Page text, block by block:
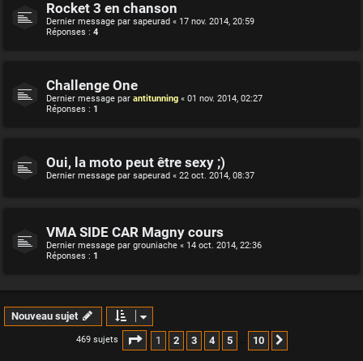
Rocket 3 en chanson
Dernier message par sapeurad « 17 nov. 2014, 20:59
Réponses : 4
Challenge One
Dernier message par antitunning « 01 nov. 2014, 02:27
Réponses : 1
Oui, la moto peut être sexy ;)
Dernier message par sapeurad « 22 oct. 2014, 08:37
VMA SIDE CAR Magny cours
Dernier message par grouniache « 14 oct. 2014, 22:36
Réponses : 1
Nouveau sujet
469 sujets Page 1sur10
1 2 3 4 5 10